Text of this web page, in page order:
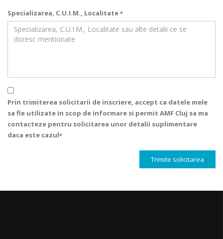
Specializarea, C.U.I.M., Localitate *
Prin trimiterea solicitarii de inscriere, accept ca datele mele
sa fie utilizate in scop de informare si permit AMF Cluj sa ma
contacteze pentru solicitarea unor detalii suplimentare
daca este cazul*
Trimite solicitarea